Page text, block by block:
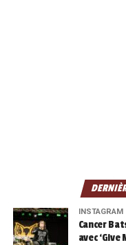
INSTAGRAM
Cancer
avec ‘Give